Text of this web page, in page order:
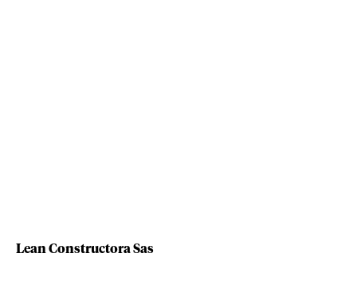
Lean Constructora Sas